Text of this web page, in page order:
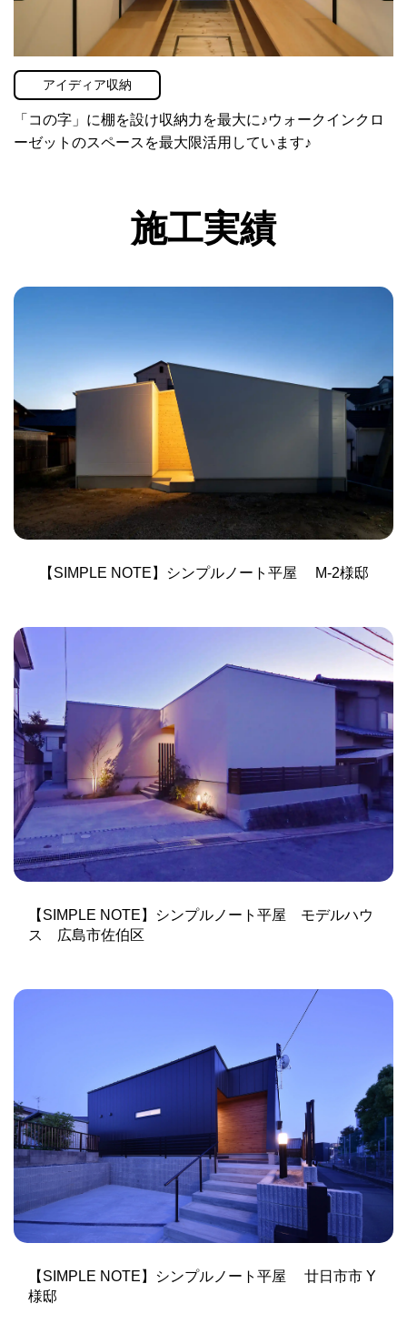
アイディア収納
「コの字」に棚を設け収納力を最大に♪ウォークインクロ
ーゼットのスペースを最大限活用しています♪
施工実績
【SIMPLE NOTE】シンプルノート平屋 M-2様邸
【SIMPLE NOTE】シンプルノート平屋 モデルハウ
ス 広島市佐伯区
【SIMPLE NOTE】シンプルノート平屋 廿日市市 Y
様邸